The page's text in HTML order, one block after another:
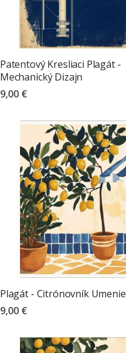
Patentový Kresliaci Plagát -
Mechanický Dizajn
9,00 €
Plagát - Citrónovník Umenie
9,00 €